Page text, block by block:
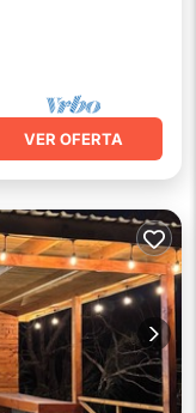
VER OFERTA